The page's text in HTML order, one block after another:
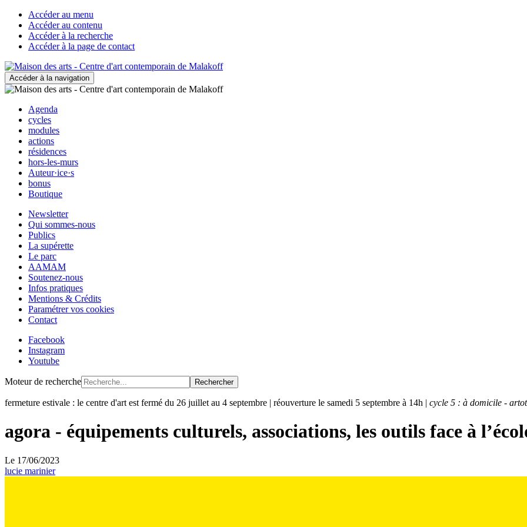
Accéder au menu
Accéder au contenu
Accéder à la recherche
Accéder à la page de contact
Accéder à la navigation
Agenda
cycles
modules
actions
résidences
hors-les-murs
Auteur·ice·s
bonus
Boutique
Newsletter
Qui sommes-nous
Publics
La supérette
Le parc
AAMAM
Soutenez-nous
Infos pratiques
Mentions & Crédits
Paramétrer vos cookies
Contact
Facebook
Instagram
Youtube
Moteur de recherche Rechercher
fermeture estivale : le centre d'art est fermé du 26 juillet au 4 septembre | réouverture le samedi 5 septembre à 14h | cycle 5 : à domicile -
agora - équipements culturels, associations, les outils face à
Le 17/06/2023
lucie marinier